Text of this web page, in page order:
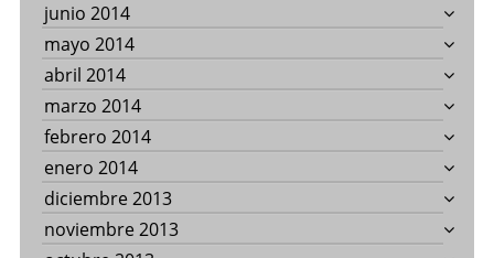
junio 2014
mayo 2014
abril 2014
marzo 2014
febrero 2014
enero 2014
diciembre 2013
noviembre 2013